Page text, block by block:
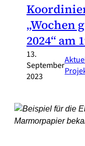
„Wochen
2024“ am
13.
September
2023